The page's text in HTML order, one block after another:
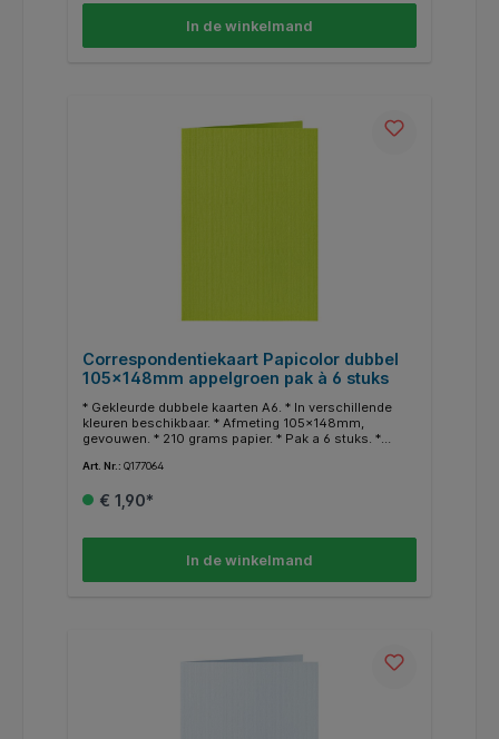
In de winkelmand
Correspondentiekaart Papicolor dubbel
105x148mm appelgroen pak à 6 stuks
* Gekleurde dubbele kaarten A6. * In verschillende
kleuren beschikbaar. * Afmeting 105x148mm,
gevouwen. * 210 grams papier. * Pak a 6 stuks. *
kleuren zijn ook enveloppen en A4 papier
Art. Nr.: Q177064
€ 1,90*
In de winkelmand